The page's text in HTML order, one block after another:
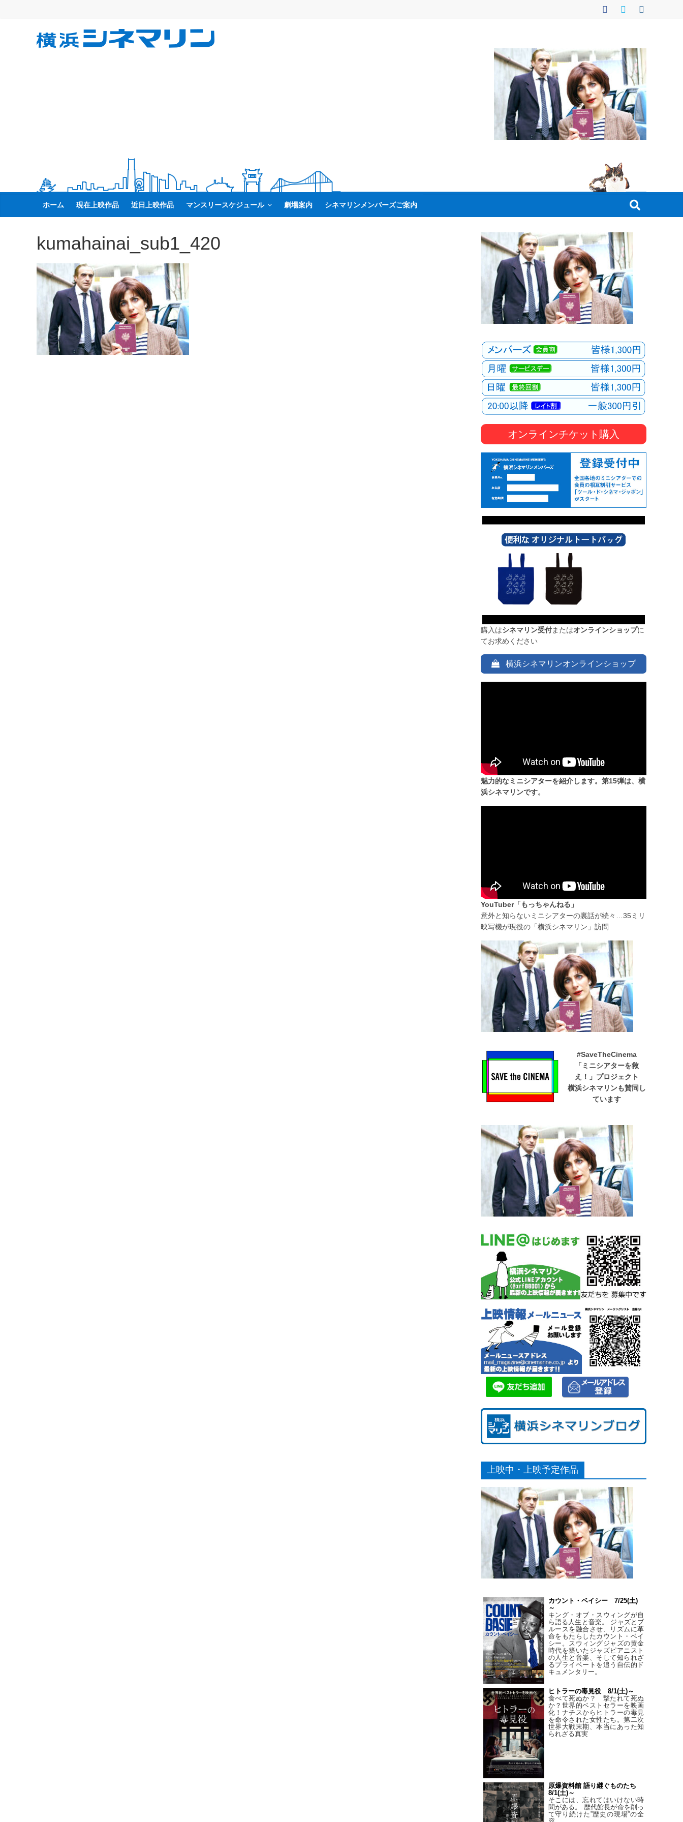
横
リ
ン
観
た
い
映
こ
ホーム 現在上映作品 近日上映作品 マンスリースケジュール 劇場案内 シネマリンメンバーズご案内
kumahainai_sub1_420
オンラインチケット購入
購入はシネマリン受付またはオンラインショップに
てお求めください
横浜シネマリンオンラインショップ
魅力的なミニシアターを紹介します。第15弾は、横
浜シネマリンです。
YouTuber「もっちゃんねる」
意外と知らないミニシアターの裏話が続々…35ミリ
映写機が現役の「横浜シネマリン」訪問
#SaveTheCinema
「ミニシアターを救
え！」プロジェクト
横浜シネマリンも賛同し
ています
上映中・上映予定作品
カウント・ベイシー 7/25(土)
～
キング・オブ・スウィングが自
ら語る人生と音楽。 ジャズとブ
ルースを融合させ、リズムに革
命をもたらしたカウント・ベイ
シー。スウィングジャズの黄金
時代を築いたジャズピアニスト
の人生と音楽、そして知られざ
るプライベートを追う自伝的ド
キュメンタリー。
ヒトラーの毒見役 8/1(土)～
食べて死ぬか？ 撃たれて死ぬ
か？世界的ベストセラーを映画
化！ナチスからヒトラーの毒見
を命令された女性たち。第二次
世界大戦末期、本当にあった知
られざる真実
原爆資料館 語り継ぐものたち
8/1(土)～
そこには、忘れてはいけない時
間がある。 歴代館長が命を削っ
て守り続けた”歴史の現場”の全